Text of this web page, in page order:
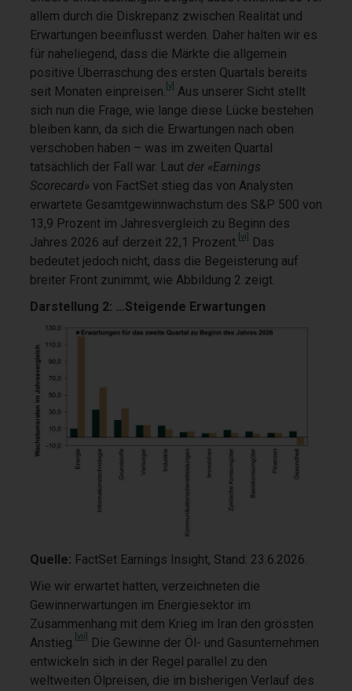
allem durch die Diskrepanz zwischen Realität und
Erwartungen beeinflusst werden. Daher halten wir es
für naheliegend, dass die Märkte die allgemein
positive Überraschung des ersten Quartals bereits
seit Monaten einpreisen. [v] Aus unserer Sicht stellt
sich nun die Frage, wie lange diese Lücke bestehen
bleiben kann, da sich die Erwartungen nach oben
verschoben haben – was im zweiten Quartal
tatsächlich der Fall war. Laut der «Earnings
Scorecard» von FactSet stieg das von Analysten
erwartete Gesamtgewinnwachstum des S&P 500 von
13,9 Prozent im Jahresvergleich zu Beginn des
Jahres 2026 auf derzeit 22,1 Prozent. [vi]
Das
bedeutet jedoch nicht, dass die Begeisterung auf
breiter Front zunimmt, wie Abbildung 2 zeigt.
Darstellung 2: …Steigende Erwartungen
Quelle: FactSet Earnings Insight, Stand: 23.6.2026.
Wie wir erwartet hatten, verzeichneten die
Gewinnerwartungen im Energiesektor im
Zusammenhang mit dem Krieg im Iran den grössten
Anstieg. [vii]
Die Gewinne der Öl- und Gasunternehmen
entwickeln sich in der Regel parallel zu den
weltweiten Ölpreisen, die im bisherigen Verlauf des